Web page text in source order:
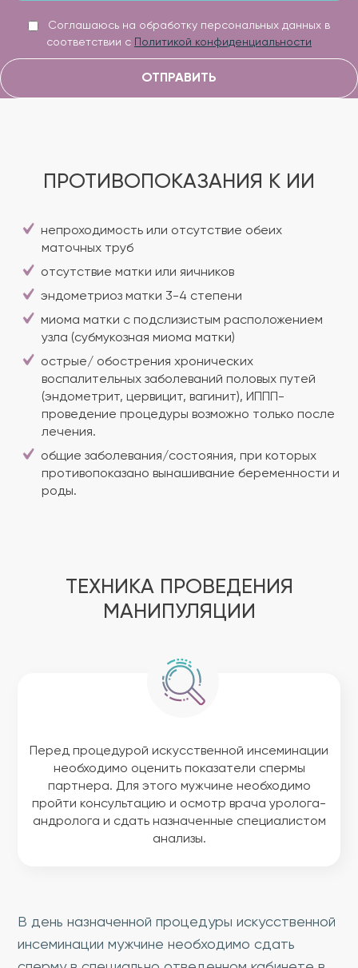
Соглашаюсь на обработку персональных данных в
соответствии с
Политикой конфиденциальности
ОТПРАВИТЬ
ПРОТИВОПОКАЗАНИЯ К ИИ
непроходимость или отсутствие обеих
маточных труб
отсутствие матки или яичников
эндометриоз матки 3-4 степени
миома матки с подслизистым расположением
узла (субмукозная миома матки)
острые/ обострения хронических
воспалительных заболеваний половых путей
(эндометрит, цервицит, вагинит), ИППП-
проведение процедуры возможно только после
лечения.
общие заболевания/состояния, при которых
противопоказано вынашивание беременности и
роды.
ТЕХНИКА ПРОВЕДЕНИЯ
МАНИПУЛЯЦИИ
Перед процедурой искусственной инсеминации
необходимо оценить показатели спермы
партнера. Для этого мужчине необходимо
пройти консультацию и осмотр врача уролога-
андролога и сдать назначенные специалистом
анализы.
В день назначенной процедуры искусственной
инсеминации мужчине необходимо сдать